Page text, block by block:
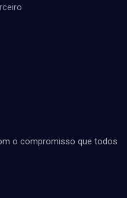
o compromisso que todos